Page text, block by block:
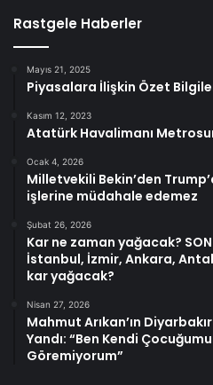
Rastgele Haberler
Mayıs 21, 2025
Piyasalara İlişkin Özet
Kasım 12, 2023
Atatürk Havalimanı
Ocak 4, 2026
Milletvekili Bekin’den
işlerine müdahale edemez
Şubat 26, 2026
Kar ne zaman yağacak?
İstanbul, İzmir, Ankara,
kar yağacak?
Nisan 27, 2026
Mahmut Arıkan’ın
Yandı: “Ben Kendi
Göremiyorum”